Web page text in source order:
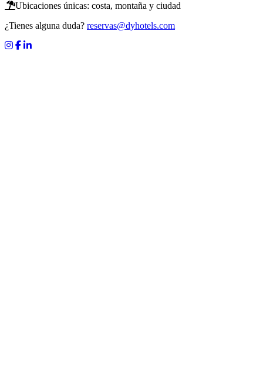
Ubicaciones únicas: costa, montaña y ciudad
¿Tienes alguna duda? reservas@dyhotels.com